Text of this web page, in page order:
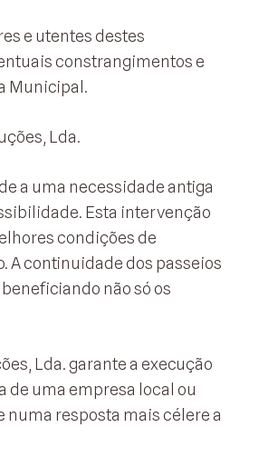
e utentes destes
constrangimentos e
Municipal.
Lda.
a uma necessidade antiga
Esta intervenção
condições de
A continuidade dos passeios
não só os
Lda. garante a execução
de uma empresa local ou
resposta mais célere a